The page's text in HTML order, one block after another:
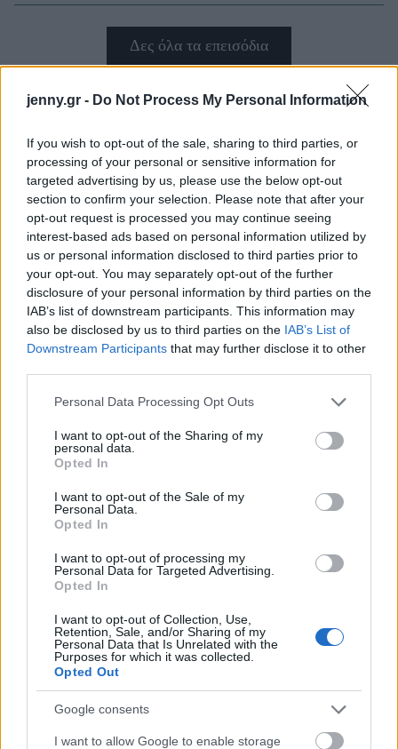
jenny.gr - Do Not Process My Personal Information
If you wish to opt-out of the sale, sharing to third parties, or
processing of your personal or sensitive information for
targeted advertising by us, please use the below opt-out
section to confirm your selection. Please note that after your
opt-out request is processed you may continue seeing
interest-based ads based on personal information utilized by
us or personal information disclosed to third parties prior to
your opt-out. You may separately opt-out of the further
disclosure of your personal information by third parties on the
IAB’s list of downstream participants. This information may
also be disclosed by us to third parties on the IAB’s List of
Downstream Participants that may further disclose it to other
Please note that this website/app uses one or more Google
not limited to your visit or usage behaviour. You may click to
grant or deny consent to Google and its third-party tags to
use your data for below specified purposes in below Google
consent section.
Personal Data Processing Opt Outs
I want to opt-out of the Sharing of my
personal data.
Opted In
I want to opt-out of the Sale of my
Personal Data.
Opted In
I want to opt-out of processing my
Personal Data for Targeted Advertising.
Opted In
I want to opt-out of Collection, Use,
Retention, Sale, and/or Sharing of my
Personal Data that Is Unrelated with the
Purposes for which it was collected.
Opted Out
Google consents
I want to allow Google to enable storage
Δες όλα τα επεισόδια
MORE PODCASTS
Όσα συμβαίνουν στο
σώμα μας μετά τον
τοκετό και πώς (δεν) τα
αντιμετωπίζουμε
Άκουσέ το
Fashion goes Google!
ξεχωρίσαμε ft Σοφία
Άκουσέ το
TRENDING ARTICLES